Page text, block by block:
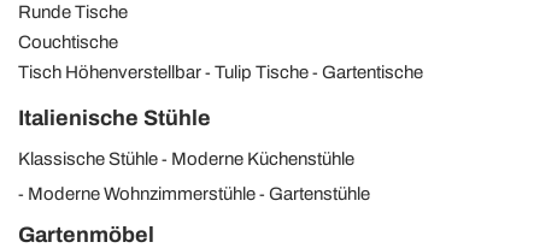
Runde Tische
Couchtische
Tisch Höhenverstellbar
Tulip Tische Gartentische
Italienische Stühle
Klassische Stühle
Moderne Küchenstühle
Moderne Wohnzimmerstühle
Gartenstühle
Gartenmöbel